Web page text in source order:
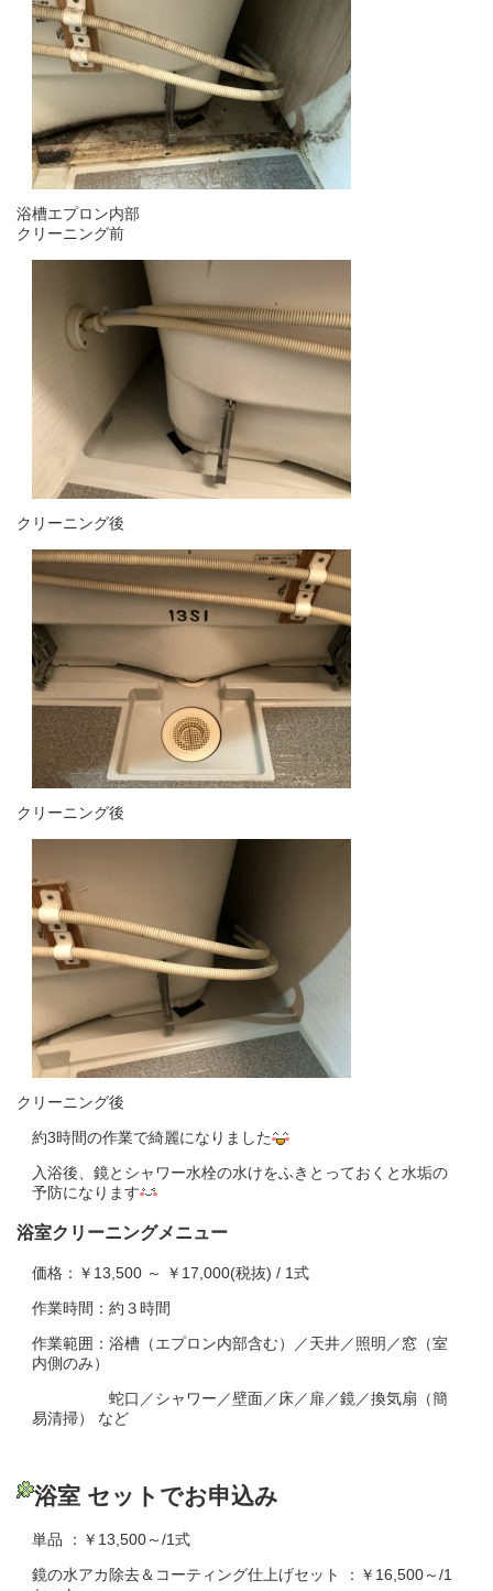
浴槽エプロン内部
クリーニング前
クリーニング後
クリーニング後
クリーニング後
約3時間の作業で綺麗になりました
入浴後、鏡とシャワー水栓の水けをふきとっておくと水垢の
予防になります
浴室クリーニングメニュー
価格：￥13,500 ～ ￥17,000(税抜) / 1式
作業時間：約３時間
作業範囲：浴槽（エプロン内部含む）／天井／照明／窓（室
内側のみ）
蛇口／シャワー／壁面／床／扉／鏡／換気扇（簡
易清掃） など
浴室 セットでお申込み
単品 ：￥13,500～/1式
鏡の水アカ除去＆コーティング仕上げセット ：￥16,500～/1